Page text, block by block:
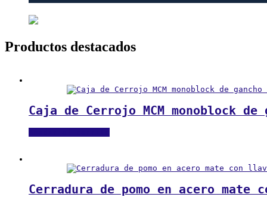
Productos destacados
Caja de Cerrojo MCM monoblock de
Cerradura de pomo en acero